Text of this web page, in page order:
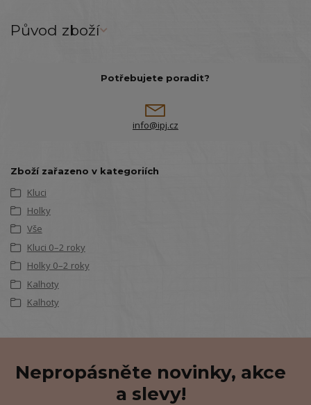
Původ zboží
Potřebujete poradit?
info@ipj.cz
Zboží zařazeno v kategoriích
Kluci
Holky
Vše
Kluci 0–2 roky
Holky 0–2 roky
Kalhoty
Kalhoty
Nepropásněte novinky, akce
a slevy!